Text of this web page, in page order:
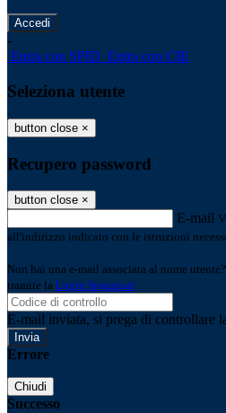
-
Entra con SPID Entra con CIE
Seleziona utente
button close ×
Recupero password
button close ×
E-mail
all'indirizzo indicato con le istruzioni
Non hai una e-mail associata al nome
tramite la Login Spaggiari
E-mail inviata, si prega di controllare
Errore
Chiudi
Successo